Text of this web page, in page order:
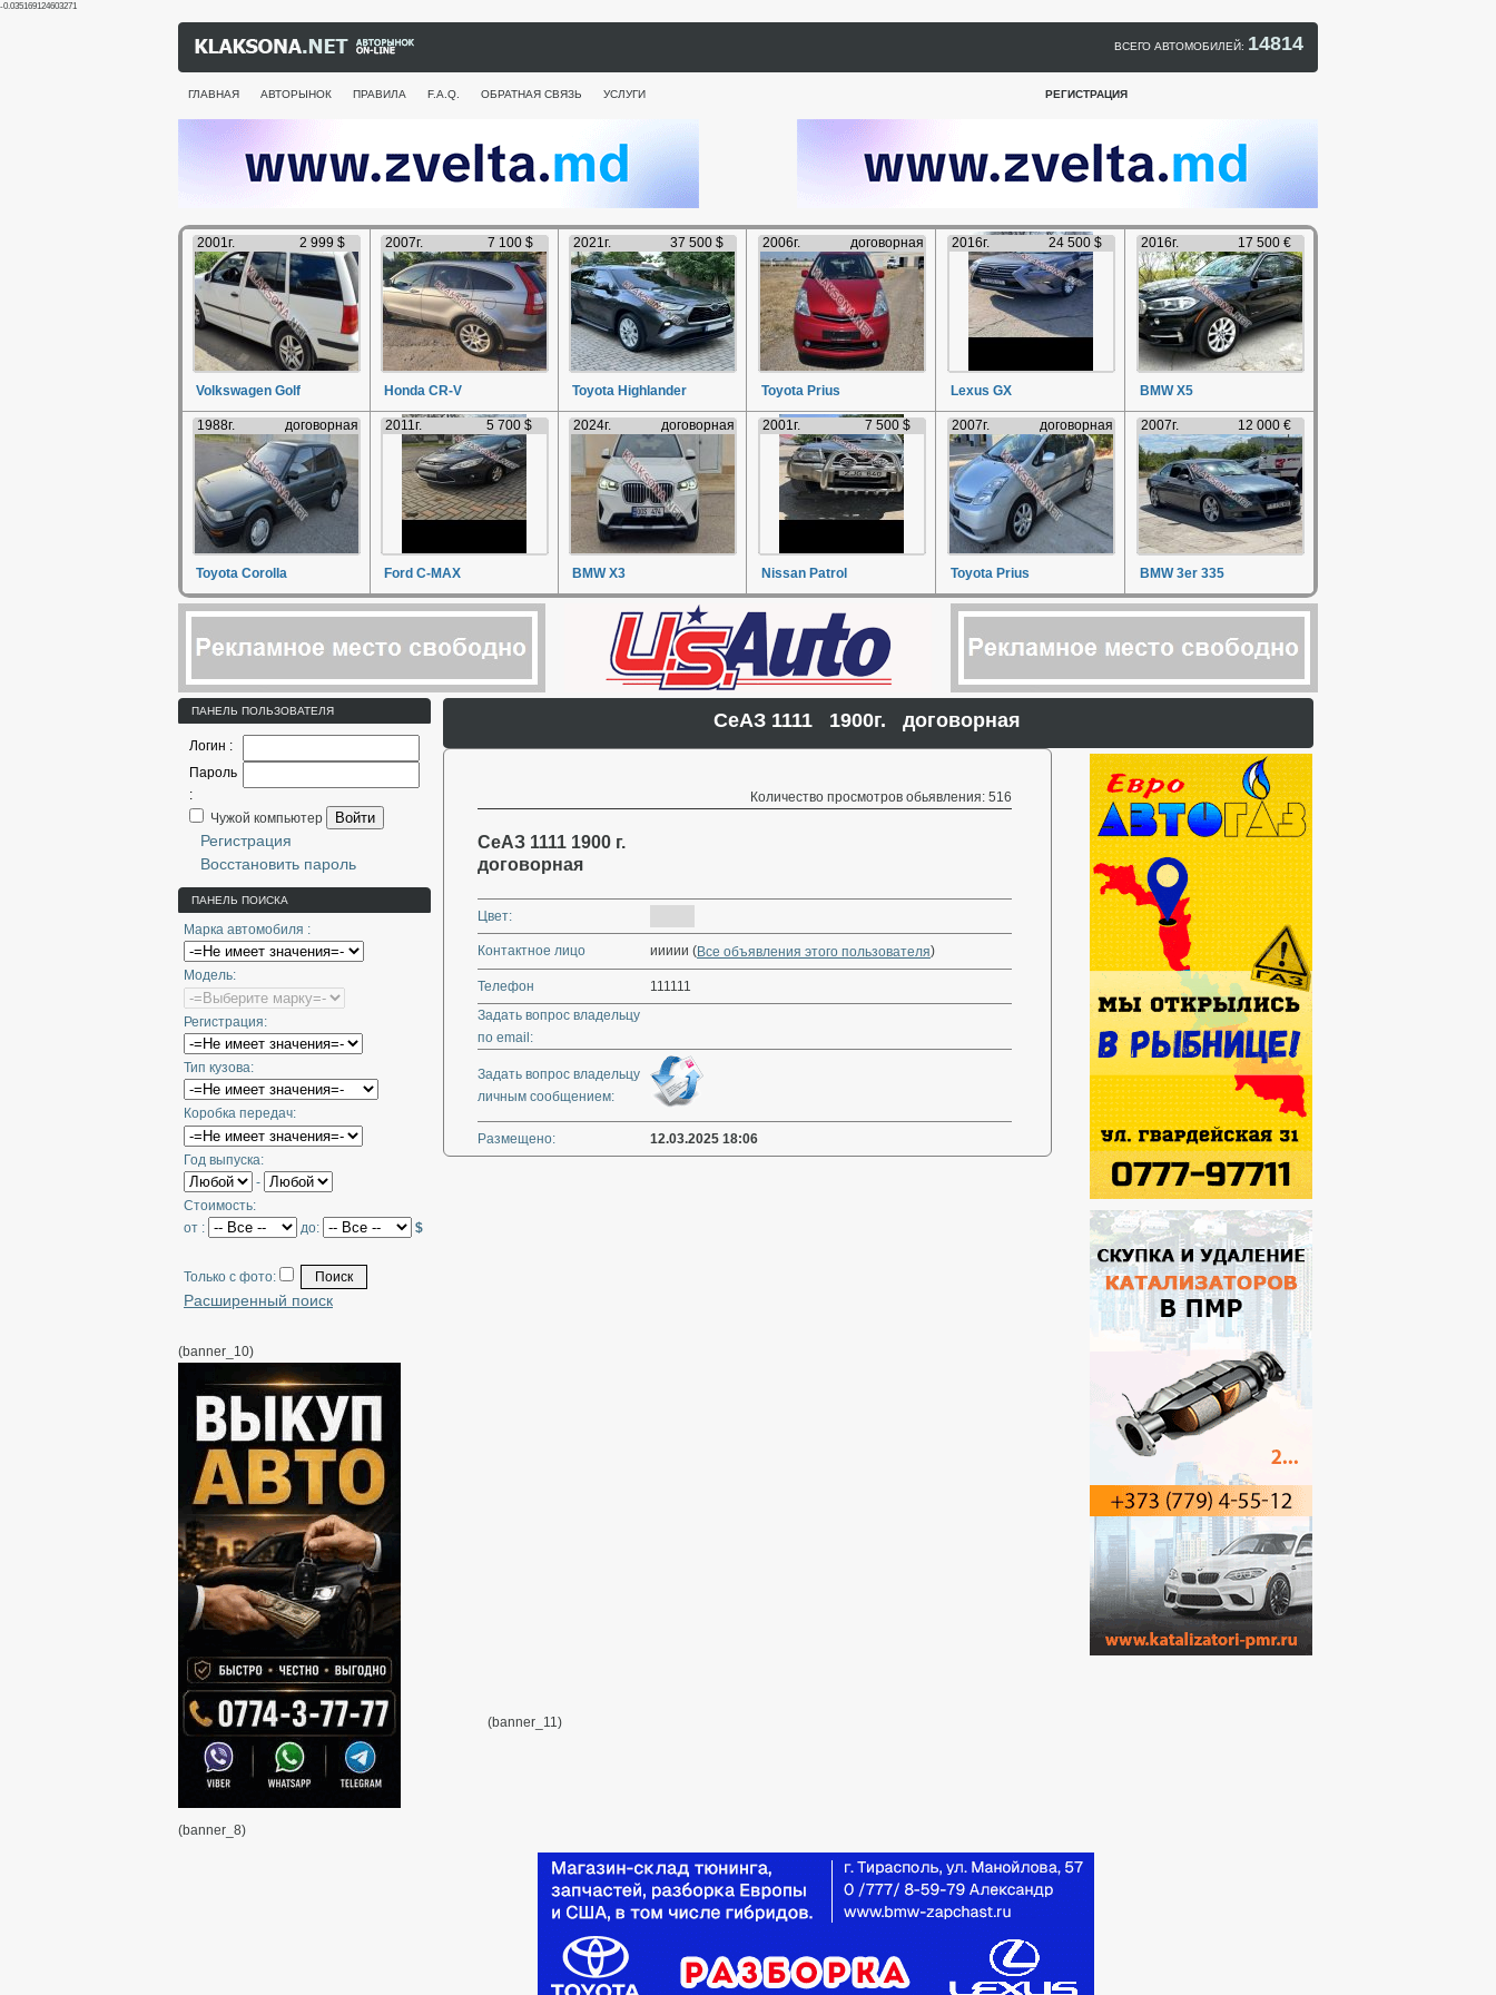
-0.035169124603271
ВСЕГО АВТОМОБИЛЕЙ: 14814
ГЛАВНАЯ АВТОРЫНОК ПРАВИЛА F.A.Q. ОБРАТНАЯ СВЯЗЬ УСЛУГИ РЕГИСТРАЦИЯ
2001г. 2 999 $
Volkswagen Golf
2007г. 7 100 $
Honda CR-V
2021г. 37 500 $
Toyota Highlander
2006г. договорная
Toyota Prius
2016г. 24 500 $
Lexus GX
2016г. 17 500 €
BMW X5
1988г. договорная
Toyota Corolla
2011г. 5 700 $
Ford C-MAX
2024г. договорная
BMW X3
2001г. 7 500 $
Nissan Patrol
2007г. договорная
Toyota Prius
2007г. 12 000 €
BMW 3er 335
ПАНЕЛЬ ПОЛЬЗОВАТЕЛЯ
Логин :
Пароль
:
Чужой компьютер
Войти
Регистрация
Восстановить пароль
ПАНЕЛЬ ПОИСКА
Марка автомобиля :
Модель:
Регистрация:
Тип кузова:
Коробка передач:
Год выпуска:
-
Стоимость:
от :
до: $
Только с фото:
Расширенный поиск
(banner_10)
(banner_8)
СеАЗ 1111 1900г. договорная
Количество просмотров обьявления: 516
СеАЗ 1111 1900 г.
договорная
Цвет:
Контактное лицо иииии (Все объявления этого пользователя)
Телефон
111111
Задать вопрос владельцу
по email:
Задать вопрос владельцу
личным сообщением:
Размещено: 12.03.2025 18:06
(banner_11)